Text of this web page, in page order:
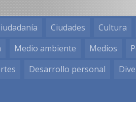
Ciudades Cultura
Medio ambiente Medios
Desarrollo personal